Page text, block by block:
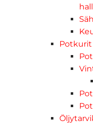
Potkurit